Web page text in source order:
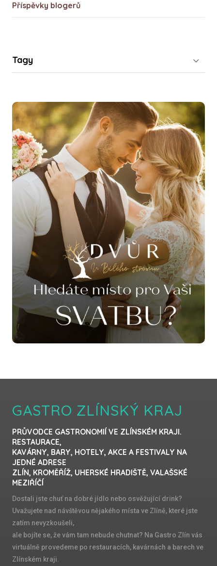
Příspěvky blogerů
Tagy
GASTRO ZLÍNSKÝ KRAJ
PRŮVODCE GASTRONOMIÍ VE ZLÍNSKÉM KRAJI.
RESTAURACE,
KAVÁRNY, BARY, HOTELY, AKCE A FESTIVALY NA
JEDNÉ ADRESE
ZLÍN, KROMĚŘÍŽ, UHERSKÉ HRADIŠTĚ, VALAŠSKÉ
MEZIŘÍČÍ
Dostali jste chuť na dobré jídlo nebo osvěžující drink?
Uvažujete nad návštěvou nějakého místa ve Zlíně, které jste
zatím nevyzkoušeli,
ale bojíte se, že vám tam nebude chutnat? Na Gastro Zlín vás
virtuálně provedeme po restauracích, kavárnách a barech ve
Zlínském kraji.